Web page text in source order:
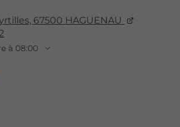
67500 HAGUENAU
à 08:00